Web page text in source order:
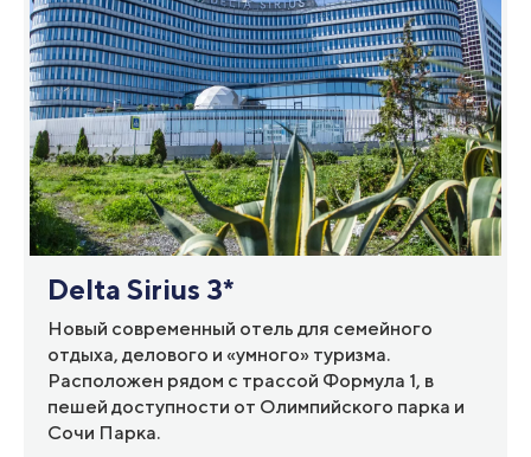
Delta Sirius 3*
Новый современный отель для семейного
отдыха, делового и «умного» туризма.
Расположен рядом с трассой Формула 1, в
пешей доступности от Олимпийского парка и
Сочи Парка.